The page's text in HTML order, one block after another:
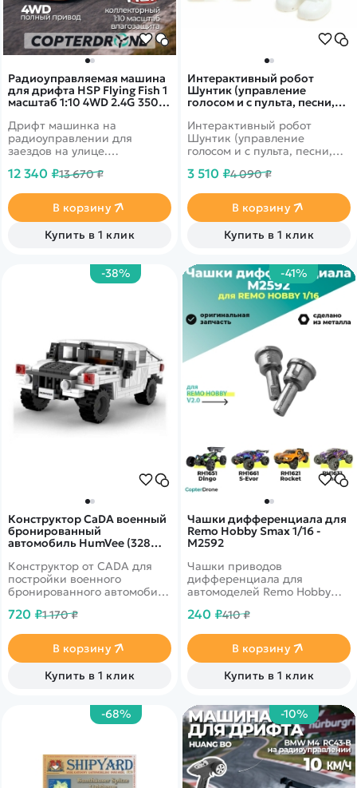
Радиоуправляемая машина
для дрифта HSP Flying Fish 1
масштаб 1:10 4WD 2.4G 350Z
Дрифт машинка на
радиоуправлении для
заездов на улице.
2000mAh аккумулятор.
колеса. Автомобиль снабжен
полным приводом 4WD и
специальными колесами.
Кузов 350Z
12 340 ₽13 670 ₽
В корзину
Купить в 1 клик
Интерактивный робот
Шунтик (управление
голосом и с пульта, песни,
Интерактивный робот
Шунтик (управление
голосом и с пульта, песни,
легендарный робот MZ-2842
русском языке!
3 510 ₽4 090 ₽
В корзину
Купить в 1 клик
-38%
Конструктор CaDA военный
бронированный
автомобиль HumVee (328
Конструктор от CADA для
постройки военного
бронированного автомобиля
масштабе 1/24. Открывается
720 ₽1 170 ₽
В корзину
Купить в 1 клик
-41%
Чашки дифференциала для
Remo Hobby Smax 1/16 -
M2592
Чашки приводов
дифференциала для
автомоделей Remo Hobby
Brushless масштаба 1/16.
240 ₽410 ₽
В корзину
Купить в 1 клик
-68% -10%